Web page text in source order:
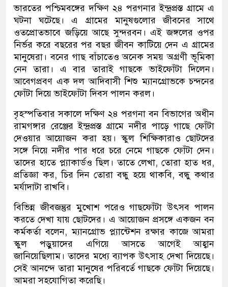
ভারতের পশ্চিমবঙ্গের দক্ষিণ ২৪ পরগনার ইন্দ্রপ্রস্ত গ্রামে এ
ঘটনা ঘটেছে। এ গ্রামের মানুষগুলোর জীবনের সাথে
ওতপ্রোতভাবে জড়িয়ে আছে সুন্দরবন। এই জঙ্গলের ওপর
নির্ভর করে বছরের পর বছর জীবন কাটিয়ে দেন এ গ্রামের
মানুষেরা। বনের গাছ বাঁচাতেও অনেক সময় অগ্রণী ভূমিকা
নেন তারা। এ বার তারাই গাছকে ভাইফোঁটা দিলেন।
আবেগপ্রবণ এক দল আদিবাসী শিশু ম্যানগ্রোভকে চন্দনের
ফোঁটা দিয়ে ভাইফোঁটা দিবস পালন করল।
বৃহস্পতিবার সকালে দক্ষিণ ২৪ পরগনা বন বিভাগের অধীন
রামগঙ্গার রেঞ্জের ইন্দ্রপ্রস্ত গ্রামে নদীর পাড়ে গাছে ফোঁটা
দেওয়ার আয়োজন করা হয়। স্কুল শিক্ষিকারাও ছোটদের
সঙ্গে নিয়ে নদীর পার ধরে চরে নেমে গাছকে ফোঁটা দেন।
তাদের হাতে প্ল্যাকার্ডও ছিল। তাতে লেখা, তোরা হাত ধর,
প্রতিজ্ঞা কর, চির দিন তোরা বন্ধু হয়ে থাকবি, বন্ধু কথার
মর্যাদাটা রাখবি।
বিভিন্ন জীবজন্তুর মুখোশ পরেও গাছফোঁটা উৎসব পালন
করতে দেখা যায় ছোটদের। এ আয়োজন প্রসঙ্গে একজন বন
কর্মকর্তা বলেন, ম্যানগ্রোভ প্ল্যান্টেশন রক্ষার কাজে আমরা
স্কুল পড়ুয়াদের এগিয়ে আসতে আগেই আহ্বান
জানিয়েছিলাম। তাদের মধ্যে ব্যাপক উৎসাহ দেখা দিয়েছে।
সেই আনন্দে তারা মানুষের পরিবর্তে গাছকে ফোঁটা দিয়েছে।
আমরা সহযোগিতা করেছি।